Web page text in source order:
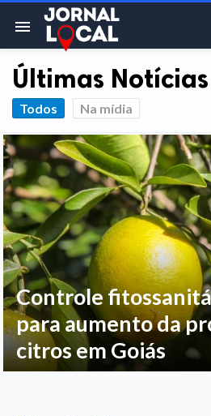
menu
Últimas Notícias
Todos Na mídia
Controle
para aumento da
citros em Goiás